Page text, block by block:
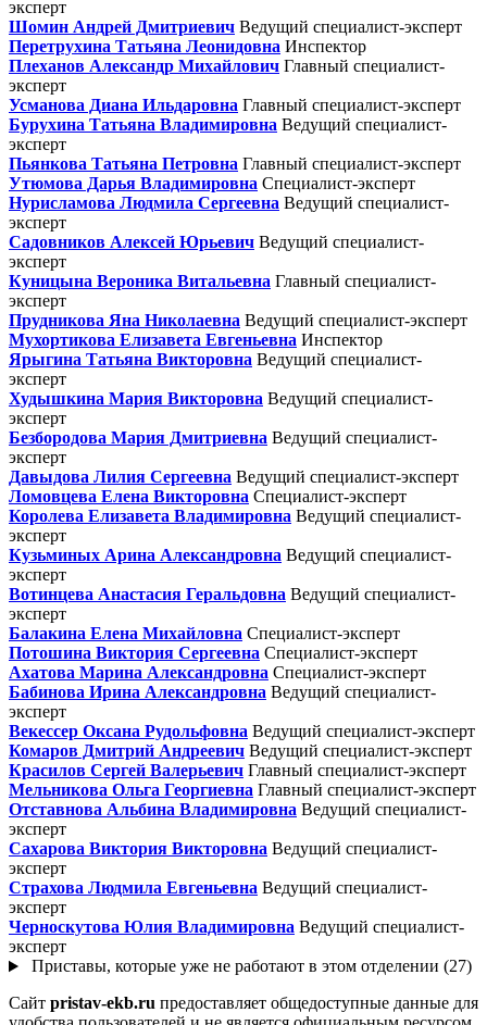
эксперт
Шомин Андрей Дмитриевич Ведущий специалист-эксперт
Перетрухина Татьяна Леонидовна Инспектор
Плеханов Александр Михайлович Главный специалист-
эксперт
Усманова Диана Ильдаровна Главный специалист-эксперт
Бурухина Татьяна Владимировна Ведущий специалист-
эксперт
Пьянкова Татьяна Петровна Главный специалист-эксперт
Утюмова Дарья Владимировна Специалист-эксперт
Нурисламова Людмила Сергеевна Ведущий специалист-
эксперт
Садовников Алексей Юрьевич Ведущий специалист-
эксперт
Куницына Вероника Витальевна Главный специалист-
эксперт
Прудникова Яна Николаевна Ведущий специалист-эксперт
Мухортикова Елизавета Евгеньевна Инспектор
Ярыгина Татьяна Викторовна Ведущий специалист-
эксперт
Худышкина Мария Викторовна Ведущий специалист-
эксперт
Безбородова Мария Дмитриевна Ведущий специалист-
эксперт
Давыдова Лилия Сергеевна Ведущий специалист-эксперт
Ломовцева Елена Викторовна Специалист-эксперт
Королева Елизавета Владимировна Ведущий специалист-
эксперт
Кузьминых Арина Александровна Ведущий специалист-
эксперт
Вотинцева Анастасия Геральдовна Ведущий специалист-
эксперт
Балакина Елена Михайловна Специалист-эксперт
Потошина Виктория Сергеевна Специалист-эксперт
Ахатова Марина Александровна Специалист-эксперт
Бабинова Ирина Александровна Ведущий специалист-
эксперт
Векессер Оксана Рудольфовна Ведущий специалист-эксперт
Комаров Дмитрий Андреевич Ведущий специалист-эксперт
Красилов Сергей Валерьевич Главный специалист-эксперт
Мельникова Ольга Георгиевна Главный специалист-эксперт
Отставнова Альбина Владимировна Ведущий специалист-
эксперт
Сахарова Виктория Викторовна Ведущий специалист-
эксперт
Страхова Людмила Евгеньевна Ведущий специалист-
эксперт
Черноскутова Юлия Владимировна Ведущий специалист-
эксперт
Приставы, которые уже не работают в этом отделении (27)
Сайт pristav-ekb.ru предоставляет общедоступные данные для